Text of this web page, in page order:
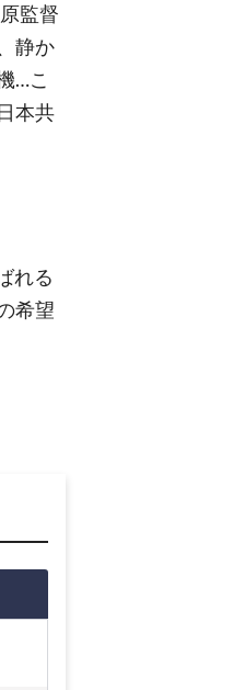
監督
静か
…こ
本共
れる
希望